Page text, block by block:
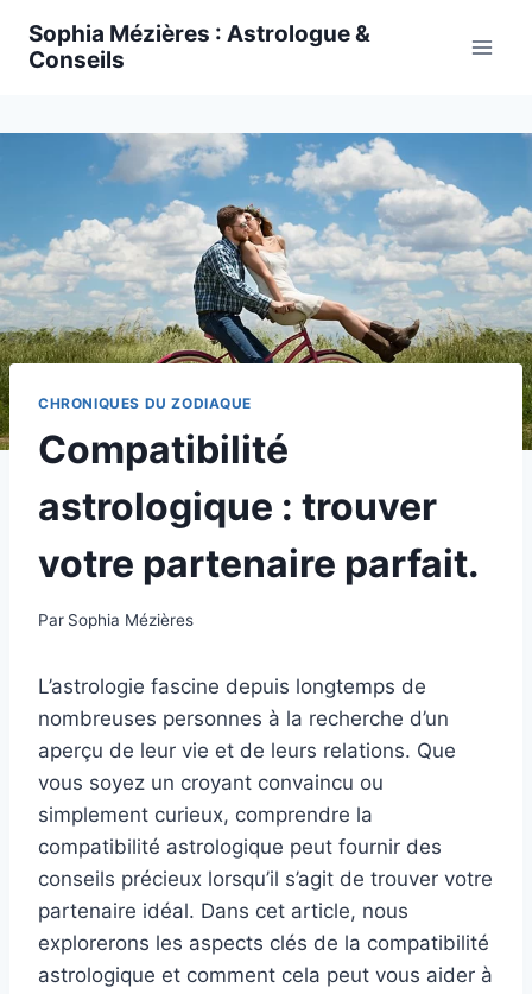
Sophia Mézières : Astrologue &
Conseils
CHRONIQUES DU ZODIAQUE
Compatibilité
astrologique : trouver
votre partenaire parfait.
Par Sophia Mézières
L’astrologie fascine depuis longtemps de
nombreuses personnes à la recherche d’un
aperçu de leur vie et de leurs relations. Que
vous soyez un croyant convaincu ou
simplement curieux, comprendre la
compatibilité astrologique peut fournir des
conseils précieux lorsqu’il s’agit de trouver votre
partenaire idéal. Dans cet article, nous
explorerons les aspects clés de la compatibilité
astrologique et comment cela peut vous aider à